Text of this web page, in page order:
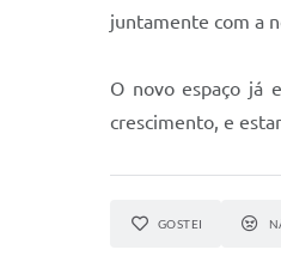
juntamente com a
O novo espaço já
crescimento, e
GOSTEI